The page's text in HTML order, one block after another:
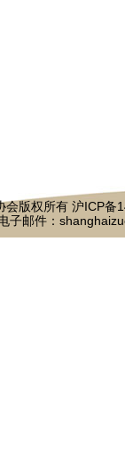
会版权所有 沪ICP备
子邮件：